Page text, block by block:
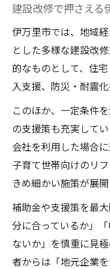
建設改修で押さえる
伊万里市では、地域
とした多様な建設改
的なものとして、住
入支援、防災・耐震
このほか、一定条件
の支援策も充実して
会社を利用した場合
子育て世帯向けのリ
きめ細かい施策が展開
補助金や支援策を最
分に合っているか」
ないか」を慎重に見
者からは「地元企業